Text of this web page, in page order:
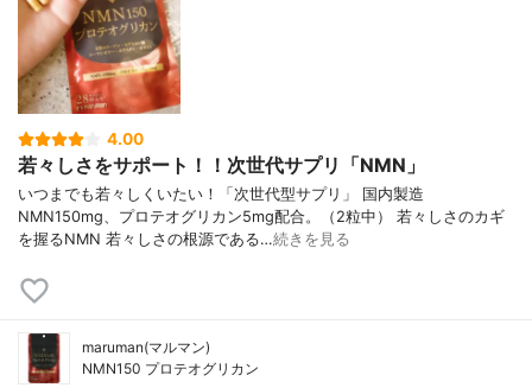
4.00
若々しさをサポート！！次世代サプリ「NMN」
いつまでも若々しくいたい！「次世代型サプリ」 国内製造
NMN150mg、プロテオグリカン5mg配合。（2粒中） 若々しさのカギ
を握るNMN 若々しさの根源である…続きを見る
maruman(マルマン)
NMN150 プロテオグリカン